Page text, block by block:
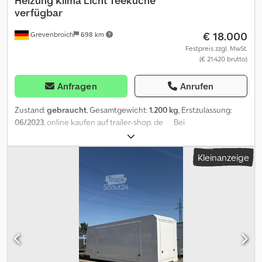
Grevenbroich 698 km
verfügbar
€ 18.000
Festpreis zzgl. MwSt.
(€ 21.420 brutto)
Anfragen Anrufen
Zustand:gebraucht, Gesamtgewicht:1.200 kg, Erstzulassung:
06/2023 , online kaufen auf trailer-shop. de Bei
ANHÄNGERWIRTZ viele Modelle online verfügbar Bequem und
rund um die Uhr Online 24/7 kaufen Selbst abholen oder liefern
lassen 😊 Dcedpoy Rhvzofx Abzjk Der online Abholmarkt für
Ihren neuen Anhänger bietet starke Markenfabrikate! über 850
Neuanhänger auf Lager über 130 gebrauchte Anhänger
ständig im Angebot. unverbindliches Beispiel: mit
Erstzulassung 2023 aus unserer Ausstellung Mobiles Büro
310x220x220cm Tür + 3 Fenster + WC Raum + Dometic
Klimaanlage (M) 1200kg Abverkauf Mobile Office Büroausbau
310x220x220cm 1200kg gebremst Hochlader Einachs V
Fahrgestell, Sandwichaufbau mit Eintiegstür über Treppe,
Kleinanzeige